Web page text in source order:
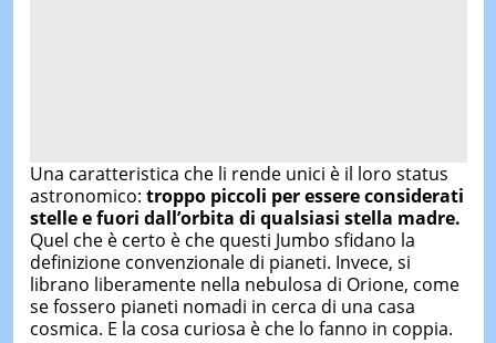
Una caratteristica che li rende unici è il loro status
astronomico: troppo piccoli per essere considerati
stelle e fuori dall’orbita di qualsiasi stella madre.
Quel che è certo è che questi Jumbo sfidano la
definizione convenzionale di pianeti. Invece, si
librano liberamente nella nebulosa di Orione, come
se fossero pianeti nomadi in cerca di una casa
cosmica. E la cosa curiosa è che lo fanno in coppia.